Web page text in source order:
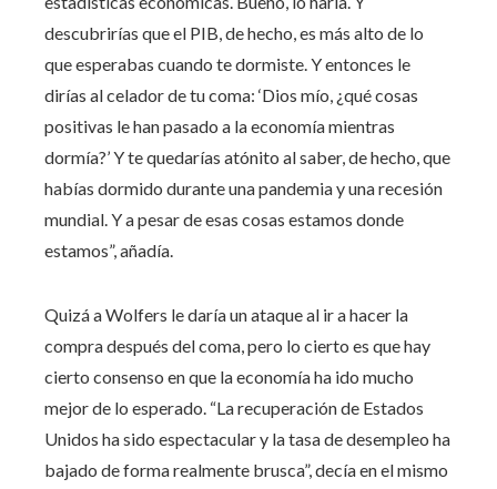
descubrirías que el PIB, de hecho, es más alto de lo
que esperabas cuando te dormiste. Y entonces le
dirías al celador de tu coma: ‘Dios mío, ¿qué cosas
positivas le han pasado a la economía mientras
dormía?’ Y te quedarías atónito al saber, de hecho, que
habías dormido durante una pandemia y una recesión
mundial. Y a pesar de esas cosas estamos donde
estamos”, añadía.
Quizá a Wolfers le daría un ataque al ir a hacer la
compra después del coma, pero lo cierto es que hay
cierto consenso en que la economía ha ido mucho
mejor de lo esperado. “La recuperación de Estados
Unidos ha sido espectacular y la tasa de desempleo ha
bajado de forma realmente brusca”, decía en el mismo